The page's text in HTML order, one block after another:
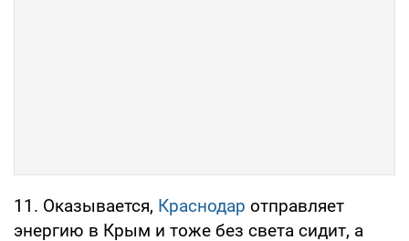
11. Оказывается, Краснодар отправляет
энергию в Крым и тоже без света сидит, а